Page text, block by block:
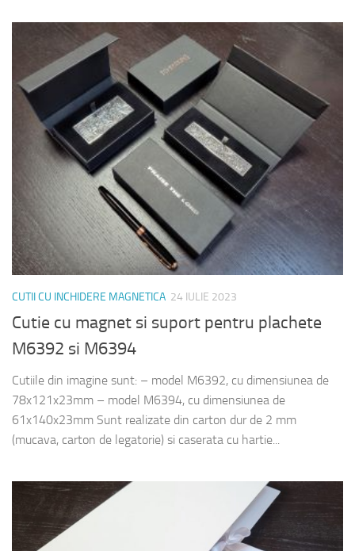
CUTII CU INCHIDERE MAGNETICA 24 IULIE 2023
Cutie cu magnet si suport pentru plachete
M6392 si M6394
Cutiile din imagine sunt: – model M6392, cu dimensiunea de
78x121x23mm – model M6394, cu dimensiunea de
61x140x23mm Sunt realizate din carton dur de 2 mm
(mucava, carton de legatorie) si caserata cu hartie...